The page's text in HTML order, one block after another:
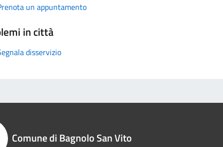
un appuntamento
in città
disservizio
Comune di Bagnolo San Vito